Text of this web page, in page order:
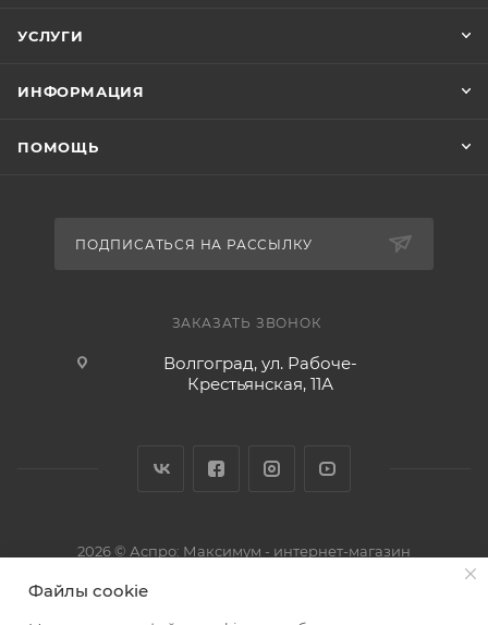
УСЛУГИ
ИНФОРМАЦИЯ
ПОМОЩЬ
ПОДПИСАТЬСЯ НА РАССЫЛКУ
ЗАКАЗАТЬ ЗВОНОК
Волгоград, ул. Рабоче-
Крестьянская, 11А
2026 © Аспро: Максимум - интернет-магазин
Файлы cookie